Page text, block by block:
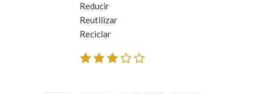
Reducir
Reutilizar
Reciclar